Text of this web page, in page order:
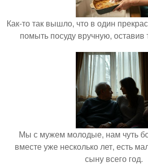
Как-то так вышло, что в один
помыть посуду вручную, оставив
Мы с мужем молодые, нам чуть
вместе уже несколько лет, есть
сыну всего год.